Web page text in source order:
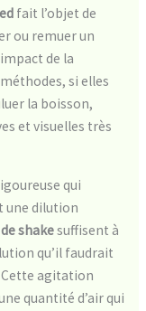
fait l’objet de
ou remuer un
de la
si elles
la boisson,
et visuelles très
qui
une dilution
shakesuffisent à
qu’il faudrait
agitation
quantité d’air qui